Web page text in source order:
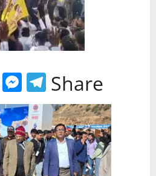
WhatsApp
Messenger
Telegram
Share